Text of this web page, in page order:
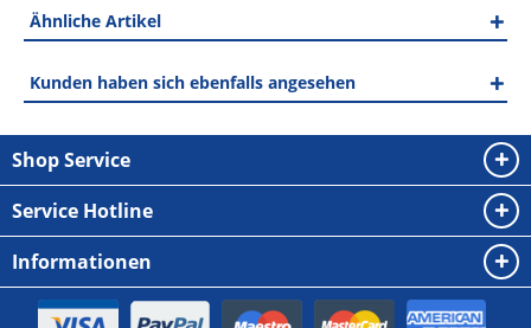
Ähnliche Artikel
Kunden haben sich ebenfalls angesehen
Shop Service
Service Hotline
Informationen